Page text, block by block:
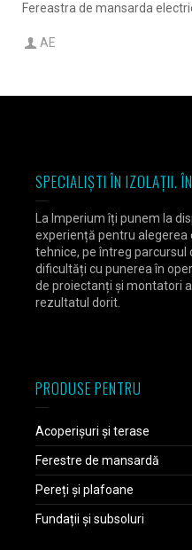
Fereastra de mansarda
AE
SPECIALIȘTI ÎN IZOLAȚII.
La Imperium îți punem la
experiență pentru alegerea
tehnice, pe întreg parcursul
dificultăți cu punerea în
de proiectanți și montatori
rezultatul dorit.
PRODUSE PENTRU
Acoperișuri și terase
Ferestre de mansardă
Pereți și plafoane
Fundații și subsoluri